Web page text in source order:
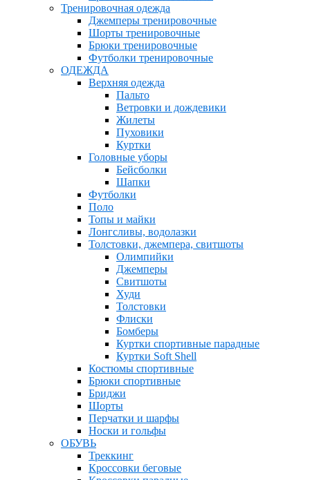
Тренировочная одежда
Джемперы тренировочные
Шорты тренировочные
Брюки тренировочные
Футболки тренировочные
ОДЕЖДА
Верхняя одежда
Пальто
Ветровки и дождевики
Жилеты
Пуховики
Куртки
Головные уборы
Бейсболки
Шапки
Футболки
Поло
Топы и майки
Лонгсливы, водолазки
Толстовки, джемпера, свитшоты
Олимпийки
Джемперы
Свитшоты
Худи
Толстовки
Флиски
Бомберы
Куртки спортивные парадные
Куртки Soft Shell
Костюмы спортивные
Брюки спортивные
Бриджи
Шорты
Перчатки и шарфы
Носки и гольфы
ОБУВЬ
Треккинг
Кроссовки беговые